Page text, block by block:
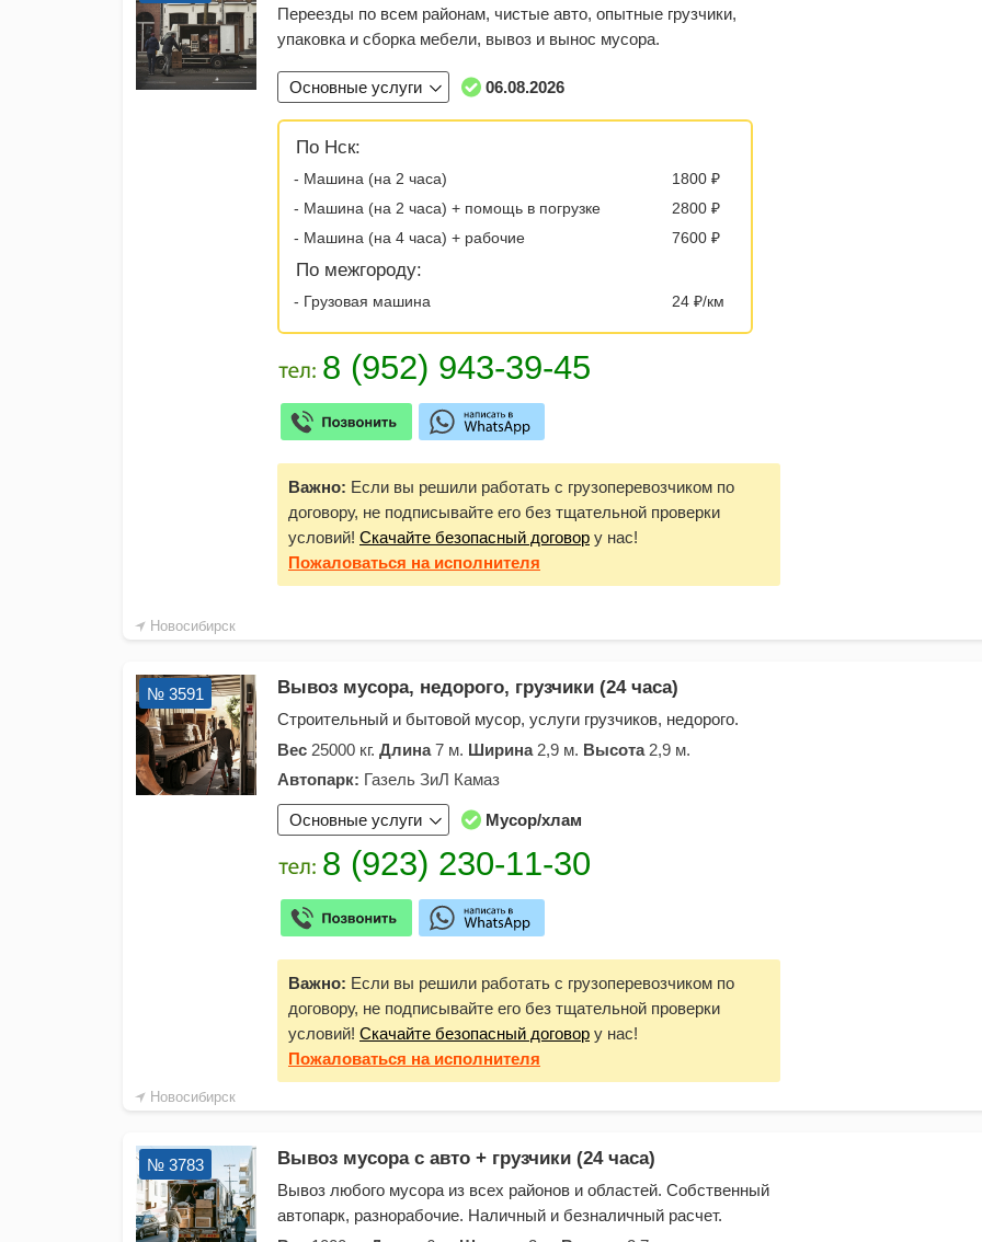
Новосибирск
Переезды по всем районам, чистые авто, опытные грузчики,
упаковка и сборка мебели, вывоз и вынос мусора.
Основные услуги 06.08.2026
По Нск:
- Машина (на 2 часа)
1800 ₽
- Машина (на 2 часа) + помощь в погрузке
2800 ₽
- Машина (на 4 часа) + рабочие
7600 ₽
По межгороду:
- Грузовая машина 24 ₽/км
Важно: Если вы решили работать с грузоперевозчиком по
договору, не подписывайте его без тщательной проверки
условий! Скачайте безопасный договор у нас!
Пожаловаться на исполнителя
Новосибирск
№ 3591 Вывоз мусора, недорого, грузчики (24 часа)
Строительный и бытовой мусор, услуги грузчиков, недорого.
Вес 25000 кг. Длина7 м. Ширина2,9 м. Высота2,9 м.
Автопарк: Газель ЗиЛ Камаз
Основные услуги Мусор/хлам
Важно: Если вы решили работать с грузоперевозчиком по
договору, не подписывайте его без тщательной проверки
условий! Скачайте безопасный договор у нас!
Пожаловаться на исполнителя
№ 3783 Вывоз мусора с авто + грузчики (24 часа)
Вывоз любого мусора из всех районов и областей. Собственный
автопарк, разнорабочие. Наличный и безналичный расчет.